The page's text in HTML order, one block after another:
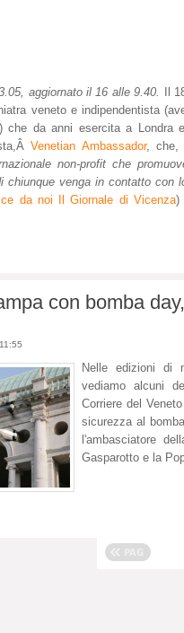
aggiornato il 16 alle 9.40. Il
veneto e indipendentista
che da anni esercita a Londra
Venetian Ambassador, che,
non-profit che
chiunque venga in contatto con
da noi Il Giornale di Vicenza)
con bomba
Nelle edizioni di
vediamo alcuni
Corriere del
sicurezza al
l'ambasciatore
Gasparotto e la